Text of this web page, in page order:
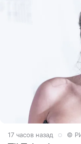
17 часов назад ©